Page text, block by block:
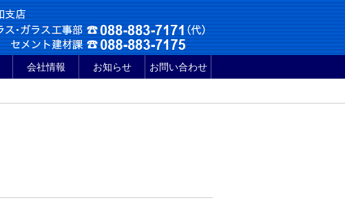
会社情報 お知らせ お問い合わせ